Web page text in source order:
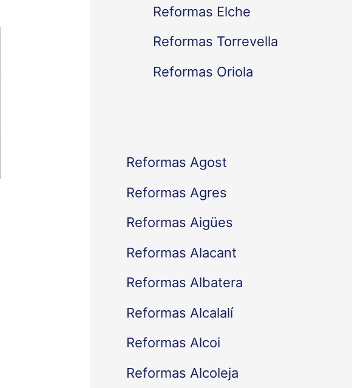
Reformas Elche
Reformas Torrevella
Reformas Oriola
Reformas Agost
Reformas Agres
Reformas Aigües
Reformas Alacant
Reformas Albatera
Reformas Alcalalí
Reformas Alcoi
Reformas Alcoleja